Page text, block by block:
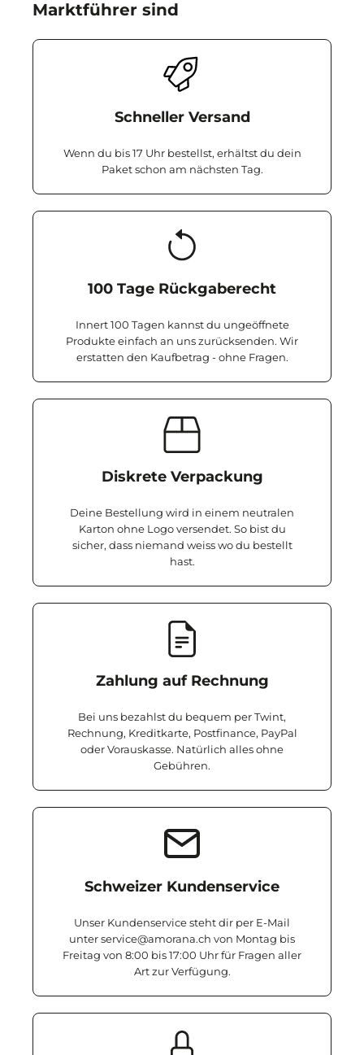
Marktführer sind
Schneller Versand
Wenn du bis 17 Uhr bestellst, erhältst du dein
Paket schon am nächsten Tag.
100 Tage Rückgaberecht
Innert 100 Tagen kannst du ungeöffnete
Produkte einfach an uns zurücksenden. Wir
erstatten den Kaufbetrag - ohne Fragen.
Diskrete Verpackung
Deine Bestellung wird in einem neutralen
Karton ohne Logo versendet. So bist du
sicher, dass niemand weiss wo du bestellt
hast.
Zahlung auf Rechnung
Bei uns bezahlst du bequem per Twint,
Rechnung, Kreditkarte, Postfinance, PayPal
oder Vorauskasse. Natürlich alles ohne
Gebühren.
Schweizer Kundenservice
Unser Kundenservice steht dir per E-Mail
unter service@amorana.ch von Montag bis
Freitag von 8:00 bis 17:00 Uhr für Fragen aller
Art zur Verfügung.